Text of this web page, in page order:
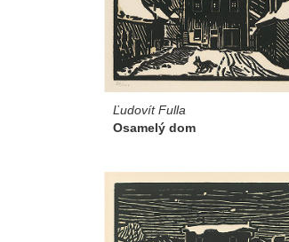
Ľudovít Fulla
Osamelý dom